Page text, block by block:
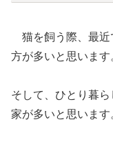
猫を飼う際、最近
方が多いと思います
そして、ひとり暮
家が多いと思います